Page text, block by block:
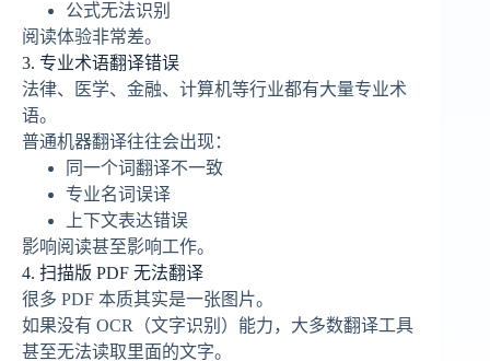
公式无法识别
阅读体验非常差。
3. 专业术语翻译错误
法律、医学、金融、计算机等行业都有大量专业术
语。
普通机器翻译往往会出现：
同一个词翻译不一致
专业名词误译
上下文表达错误
影响阅读甚至影响工作。
4. 扫描版 PDF 无法翻译
很多 PDF 本质其实是一张图片。
如果没有 OCR（文字识别）能力，大多数翻译工具
甚至无法读取里面的文字。